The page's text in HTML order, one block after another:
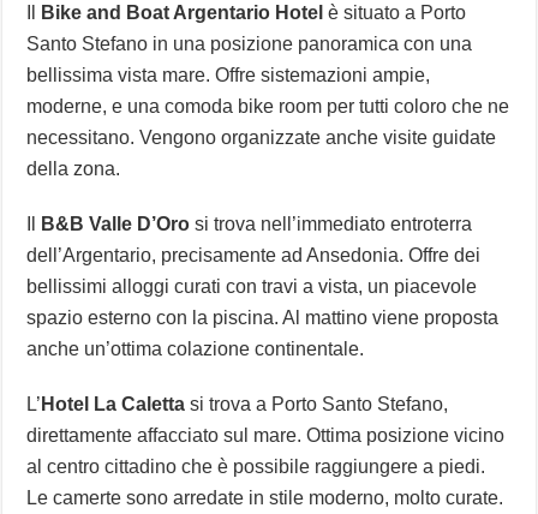
Bike and Boat Argentario Hotel è situato a Porto
Santo Stefano in una posizione panoramica con una
bellissima vista mare. Offre sistemazioni ampie,
moderne, e una comoda bike room per tutti coloro che ne
necessitano. Vengono organizzate anche visite guidate
della zona.
B&B Valle D’Oro si trova nell’immediato entroterra
dell’Argentario, precisamente ad Ansedonia. Offre dei
bellissimi alloggi curati con travi a vista, un piacevole
spazio esterno con la piscina. Al mattino viene proposta
anche un’ottima colazione continentale.
L’ Hotel La Caletta si trova a Porto Santo Stefano,
direttamente affacciato sul mare. Ottima posizione vicino
al centro cittadino che è possibile raggiungere a piedi.
Le camerte sono arredate in stile moderno, molto curate.